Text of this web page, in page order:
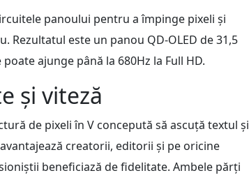
panoului pentru a împinge pixeli și
este un panou QD-OLED de 31,5
ajunge până la 680Hz la Full HD.
și viteză
de pixeli în V concepută să ascuță textul și
creatorii, editorii și pe oricine
beneficiază de fidelitate. Ambele părți